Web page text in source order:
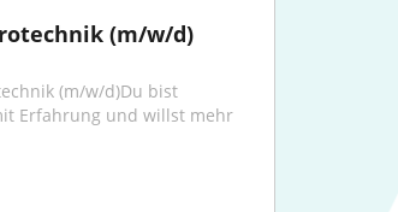
(m/w/d)
(m/w/d)Du bist
Erfahrung und willst mehr